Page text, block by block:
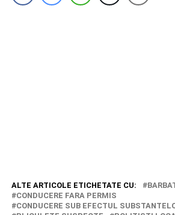
ALTE ARTICOLE ETICHETATE CU:
CONDUCERE FARA PERMIS
CONDUCERE SUB EFECTUL